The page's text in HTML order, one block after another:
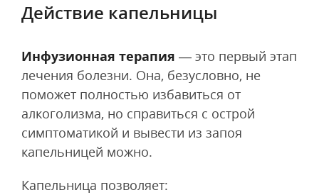
Действие капельницы
Инфузионная терапия — это первый этап
лечения болезни. Она, безусловно, не
поможет полностью избавиться от
алкоголизма, но справиться с острой
симптоматикой и вывести из запоя
капельницей можно.
Капельница позволяет: